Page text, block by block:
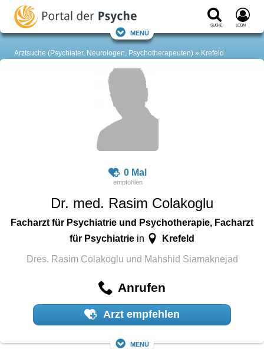
Suche Login
Menü
Arztsuche (Psychiater, Neurologen, Psychotherapeuten) Krefeld
0 Mal
Dr. med. Rasim Colakoglu
Facharzt für Psychiatrie und Psychotherapie, Facharzt
für Psychiatrie in Krefeld
Dres. Rasim Colakoglu und Mahshid Siamaknejad
Anrufen
Arzt empfehlen
Menü